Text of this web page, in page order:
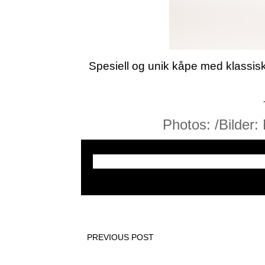
Spesiell og unik kåpe med
Photos: /Bilder:
PREVIOUS POST